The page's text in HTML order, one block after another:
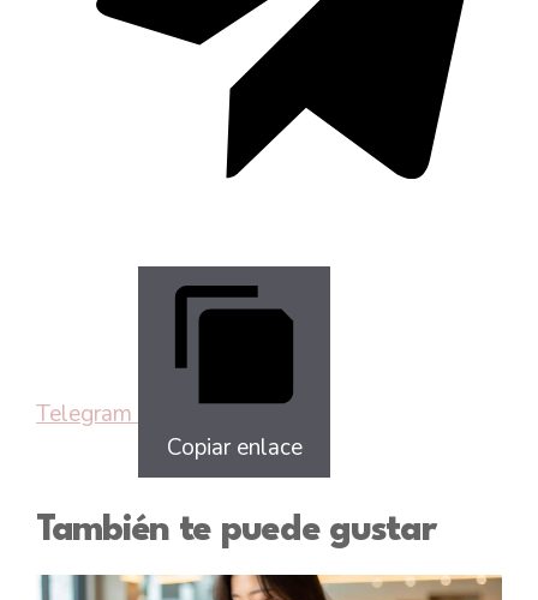
Telegram
Copiar enlace
También te puede gustar